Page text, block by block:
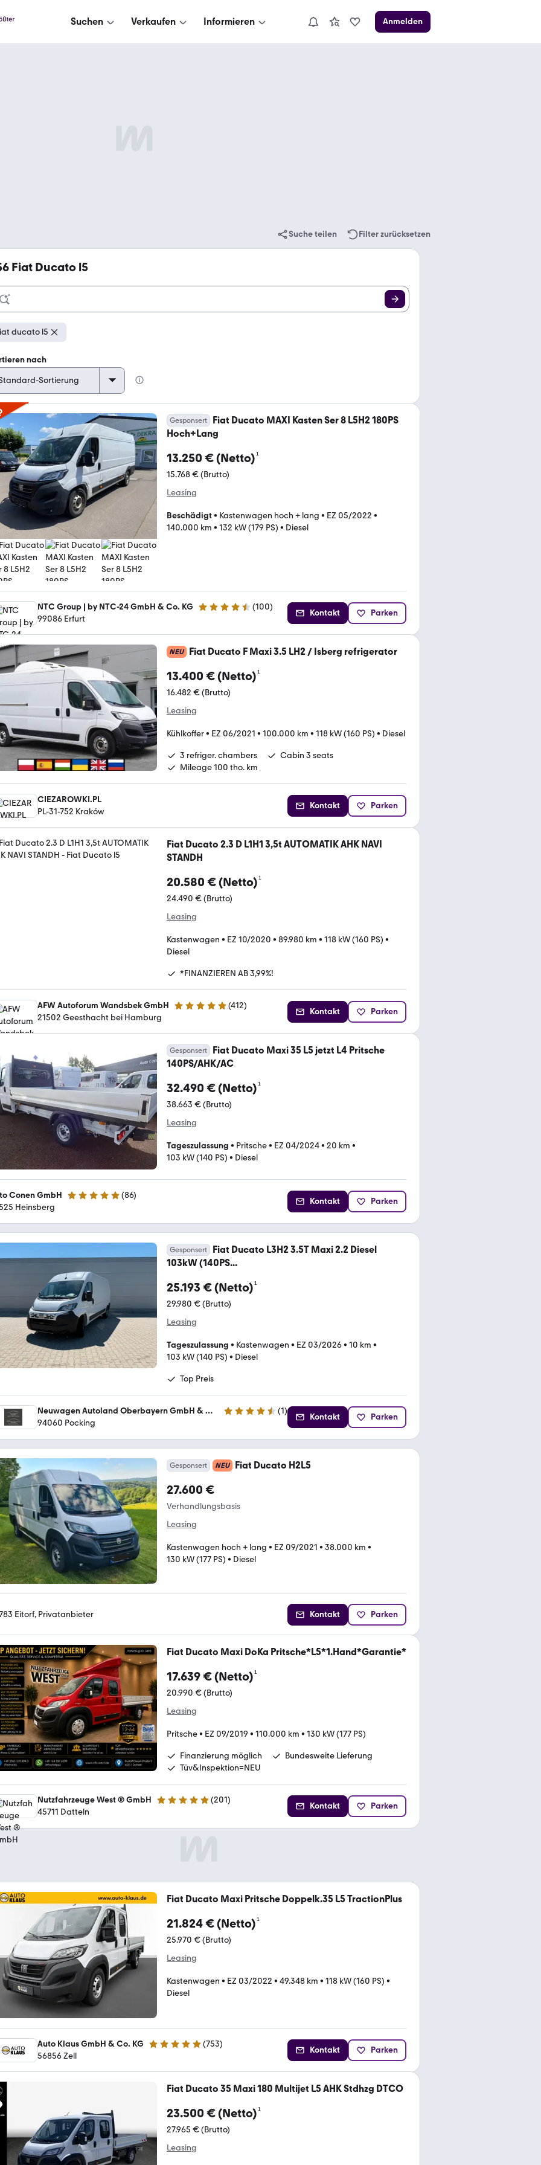
Suchen Verkaufen Informieren Anmelden
Suche teilen Filter zurücksetzen
Fiat Ducato l5
ducato l5
nach
Gesponsert
Fiat Ducato MAXI Kasten Ser 8 L5H2 180PS
Hoch+Lang
13.250 € (Netto)¹
15.768 € (Brutto)
Leasing
Beschädigt• Kastenwagen hoch + lang • EZ 05/2022 •
140.000 km • 132 kW (179 PS) • Diesel
NTC Group | by NTC-24 GmbH & Co. KG 4.7 Sterne (100)
99086 Erfurt
Kontakt Parken
NEU Fiat Ducato F Maxi 3.5 LH2 / Isberg refrigerator
13.400 € (Netto)¹
16.482 € (Brutto)
Leasing
Kühlkoffer• EZ 06/2021 • 100.000 km • 118 kW (160 PS) • Diesel
3 refriger. chambers
Cabin 3 seats
Mileage 100 tho. km
CIEZAROWKI.PL
PL-31-752 Kraków
Kontakt Parken
Fiat Ducato 2.3 D L1H1 3,5t AUTOMATIK AHK NAVI
STANDH
20.580 € (Netto)¹
24.490 € (Brutto)
Leasing
Kastenwagen • EZ 10/2020 • 89.980 km • 118 kW (160 PS) •
Diesel
*FINANZIEREN AB 3,99%!
AFW Autoforum Wandsbek GmbH 4.9 Sterne (412)
21502 Geesthacht bei Hamburg
Kontakt Parken
Gesponsert
Fiat Ducato Maxi 35 L5 jetzt L4 Pritsche
140PS/AHK/AC
32.490 € (Netto)¹
38.663 € (Brutto)
Leasing
Tageszulassung • Pritsche• EZ 04/2024• 20 km •
103 kW (140 PS) • Diesel
Conen GmbH 5 Sterne (86)
Heinsberg
Kontakt Parken
Gesponsert
Fiat Ducato L3H2 3.5T Maxi 2.2 Diesel
103kW (140PS...
25.193 € (Netto)¹
29.980 € (Brutto)
Leasing
Tageszulassung • Kastenwagen • EZ 03/2026• 10 km •
103 kW (140 PS) • Diesel
Top Preis
Neuwagen Autoland Oberbayern GmbH & Co. KG 4.7 Sterne (1)
94060 Pocking
Kontakt Parken
Gesponsert NEU Fiat Ducato H2L5
27.600 €
Verhandlungsbasis
Leasing
Kastenwagen hoch + lang • EZ 09/2021 • 38.000 km •
130 kW (177 PS) • Diesel
Eitorf, Privatanbieter Kontakt Parken
Fiat Ducato Maxi DoKa Pritsche*L5*1.Hand*Garantie*
17.639 € (Netto)¹
20.990 € (Brutto)
Leasing
Pritsche• EZ 09/2019 • 110.000 km • 130 kW (177 PS)
Finanzierung möglich
Bundesweite Lieferung
Tüv&Inspektion=NEU
Nutzfahrzeuge West ® GmbH 4.9 Sterne (201)
45711 Datteln
Kontakt Parken
Fiat Ducato Maxi Pritsche Doppelk.35 L5 TractionPlus
21.824 € (Netto)¹
25.970 € (Brutto)
Leasing
Kastenwagen • EZ 03/2022 • 49.348 km • 118 kW (160 PS) •
Diesel
Auto Klaus GmbH & Co. KG 4.9 Sterne (753)
56856 Zell
Kontakt Parken
Fiat Ducato 35 Maxi 180 Multijet L5 AHK Stdhzg DTCO
23.500 € (Netto)¹
27.965 € (Brutto)
Leasing